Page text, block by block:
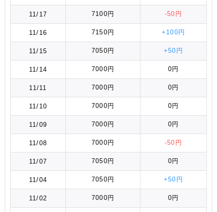
11/17 7100円 -50円
11/16 7150円 +100円
11/15 7050円 +50円
11/14 7000円 0円
11/11 7000円 0円
11/10 7000円 0円
11/09 7000円 0円
11/08 7000円 -50円
11/07 7050円 0円
11/04 7050円 +50円
11/02 7000円 0円